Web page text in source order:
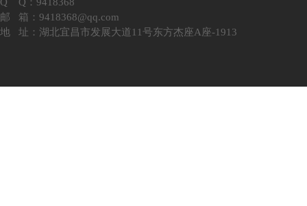
邮 箱：9418368@qq.com
地 址：湖北宜昌市发展大道11号东方杰座A座-1913